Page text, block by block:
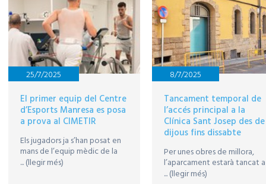
25/7/2025
El primer equip del Centre
d’Esports Manresa es posa
a prova al CIMETIR
Els jugadors ja s’han posat en
mans de l’equip mèdic de la
Clínica Sant Josep davant
... (llegir més)
8/7/2025
Tancament temporal de
l’accés principal a la
Clínica Sant Josep des de
dijous fins dissabte
Per unes obres de millora,
l’aparcament estarà tancat a
la nit i també dissabte
... (llegir més)